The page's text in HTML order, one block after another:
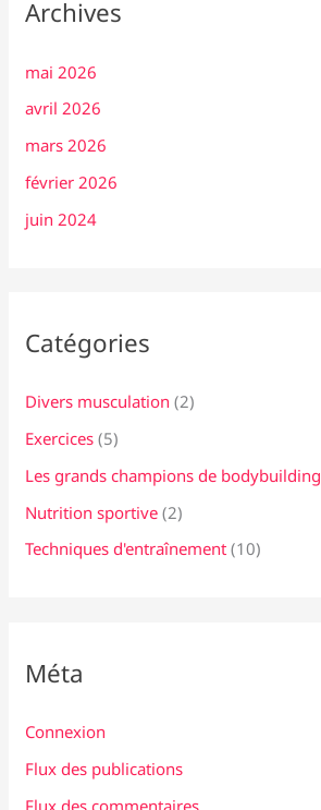
Archives
mai 2026
avril 2026
mars 2026
février 2026
juin 2024
Catégories
Divers musculation (2)
Exercices (5)
Les grands champions de bodybuilding
Nutrition sportive (2)
Techniques d'entraînement (10)
Méta
Connexion
Flux des publications
Flux des commentaires